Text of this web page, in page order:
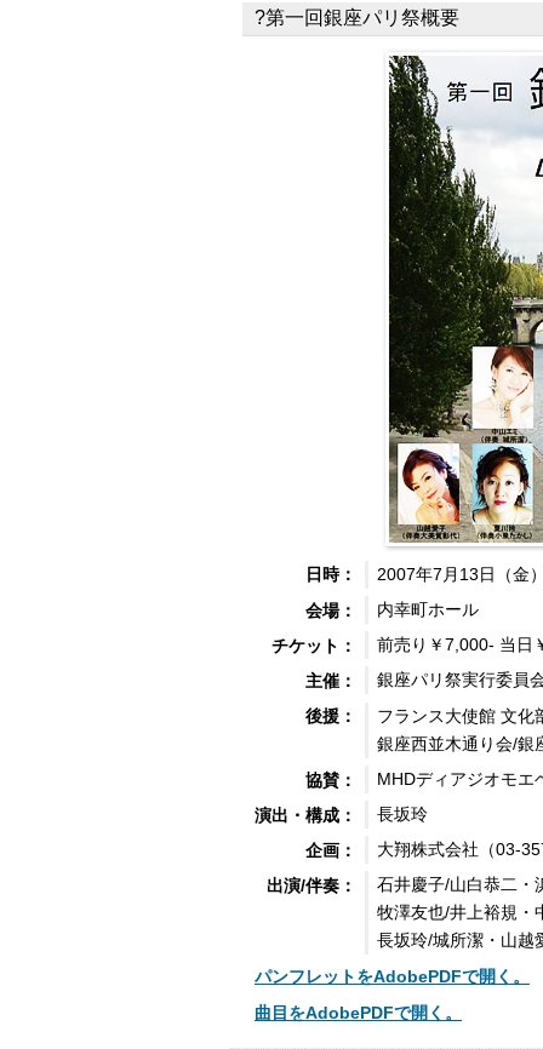
?第一回銀座パリ祭概要
日時：
2007年7月13日（金
会場：
内幸町ホール
チケット：
前売り￥7,000- 当日
主催：
銀座パリ祭実行委員
後援：
フランス大使館 文化
銀座西並木通り会/銀
協賛：
MHDディアジオモエ
演出・構成：
長坂玲
企画：
大翔株式会社（03-
出演/伴奏：
石井慶子/山白恭二・
牧澤友也/井上裕規・
長坂玲/城所潔・山越
パンフレットをAdobePDFで開く。
曲目をAdobePDFで開く。